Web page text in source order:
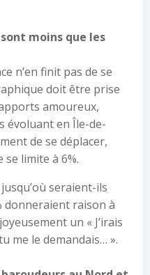
moins que les
n’en finit pas de se
doit être prise
amoureux,
évoluant en Île-de-
de se déplacer,
limite à 6%.
seraient-ils
donneraient raison à
un « J’irais
me le demandais… ».